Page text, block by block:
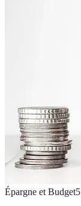
Épargne et Budget5